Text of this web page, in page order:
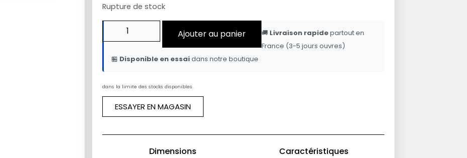
Rupture de stock
Ajouter au panier 🚚 Livraison rapidepartout en
France (3-5 jours ouvres)
🏪 Disponible en essaidans notre boutique
dans la limite des stocks disponibles.
ESSAYER EN MAGASIN
Dimensions Caractéristiques